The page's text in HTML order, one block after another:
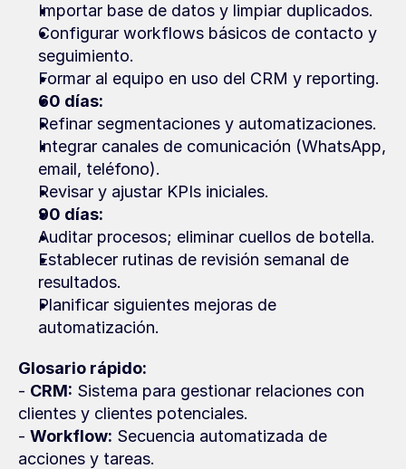
Importar base de datos y limpiar duplicados.
Configurar workflows básicos de contacto y
seguimiento.
Formar al equipo en uso del CRM y reporting.
60 días:
Refinar segmentaciones y automatizaciones.
Integrar canales de comunicación (WhatsApp,
email, teléfono).
Revisar y ajustar KPIs iniciales.
90 días:
Auditar procesos; eliminar cuellos de botella.
Establecer rutinas de revisión semanal de
resultados.
Planificar siguientes mejoras de
automatización.
Glosario rápido:
- CRM: Sistema para gestionar relaciones con
clientes y clientes potenciales.
- Workflow: Secuencia automatizada de
acciones y tareas.